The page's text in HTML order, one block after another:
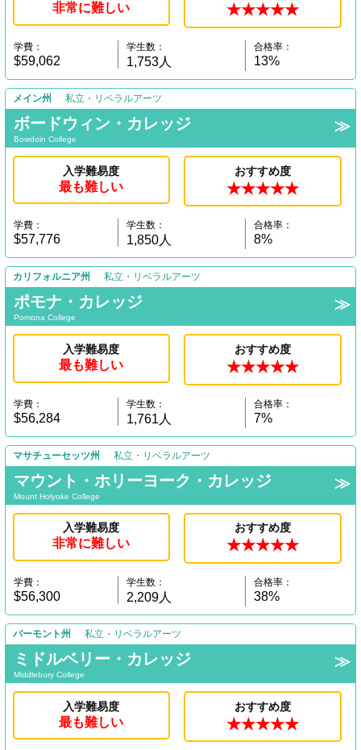
非常に難しい ★★★★★
学費：
$59,062
学生数：
1,753人
合格率：
13%
メイン州 私立・リベラルアーツ
ボードウィン・カレッジ
Bowdoin College
入学難易度
最も難しい
おすすめ度
★★★★★
学費：
$57,776
学生数：
1,850人
合格率：
8%
カリフォルニア州 私立・リベラルアーツ
ポモナ・カレッジ
Pomona College
入学難易度
最も難しい
おすすめ度
★★★★★
学費：
$56,284
学生数：
1,761人
合格率：
7%
マサチューセッツ州 私立・リベラルアーツ
マウント・ホリーヨーク・カレッジ
Mount Holyoke College
入学難易度
非常に難しい
おすすめ度
★★★★★
学費：
$56,300
学生数：
2,209人
合格率：
38%
バーモント州 私立・リベラルアーツ
ミドルベリー・カレッジ
Middlebury College
入学難易度
最も難しい
おすすめ度
★★★★★